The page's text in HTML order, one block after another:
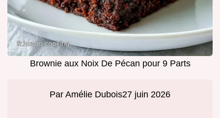
Brownie aux Noix De Pécan pour 9 Parts
Par Amélie Dubois27 juin 2026